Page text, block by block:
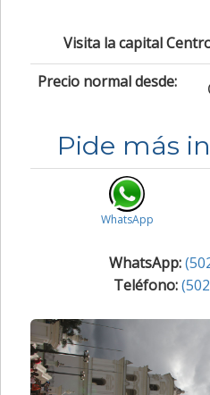
Visita la capital
Precio normal desde:
Pide más
WhatsApp
WhatsApp:
Teléfono: